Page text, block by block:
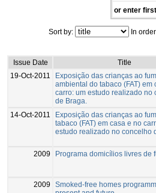
or enter
Sort by: In
Issue Date
Title
19-Oct-2011
Exposição das crianças ao
ambiental do tabaco (FAT) em
carro: um estudo realizado no
de Braga.
14-Oct-2011
Exposição das crianças ao
tabaco (FAT) em casa e no
estudo realizado no concelho
2009
Programa domicílios livres de
2009
Smoked-free homes